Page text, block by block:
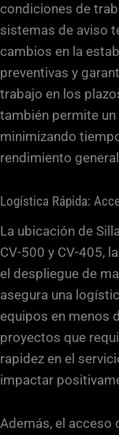
condiciones de
sistemas de aviso
cambios en la
preventivas y
trabajo en los
también permite
minimizando
rendimiento
Logística Rápida:
La ubicación de
CV-500 y CV-405,
el despliegue de
asegura una
equipos en menos
proyectos que
rapidez en el
impactar
Además, el acceso